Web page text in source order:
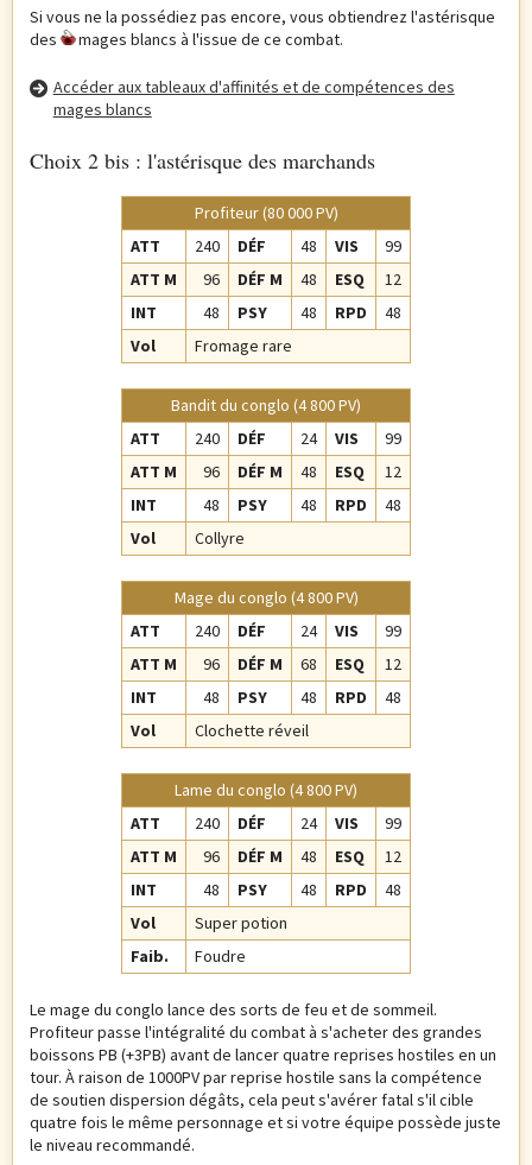
Si vous ne la possédiez pas encore, vous obtiendrez l'astérisque
des
mages blancs à l'issue de ce combat.
Accéder aux tableaux d'affinités et de compétences des
mages blancs
Choix 2 bis : l'astérisque des marchands
Profiteur (80 000 PV)
ATT
240 DÉF 48 VIS
99
ATT M
96 DÉF M 48 ESQ
12
INT
48 PSY 48 RPD
48
Vol
Fromage rare
Bandit du conglo (4 800 PV)
ATT
240 DÉF 24 VIS
99
ATT M
96 DÉF M 48 ESQ
12
INT
48 PSY 48 RPD
48
Vol
Collyre
Mage du conglo (4 800 PV)
ATT
240 DÉF 24 VIS
99
ATT M
96 DÉF M 68 ESQ
12
INT
48 PSY 48 RPD
48
Vol
Clochette réveil
Lame du conglo (4 800 PV)
ATT
240 DÉF 24 VIS
99
ATT M
96 DÉF M 48 ESQ
12
INT
48 PSY 48 RPD
48
Vol
Super potion
Faib.
Foudre
Le mage du conglo lance des sorts de feu et de sommeil.
Profiteur passe l'intégralité du combat à s'acheter des grandes
boissons PB (+3PB) avant de lancer quatre reprises hostiles en un
tour. À raison de 1000PV par reprise hostile sans la compétence
de soutien dispersion dégâts, cela peut s'avérer fatal s'il cible
quatre fois le même personnage et si votre équipe possède juste
le niveau recommandé.